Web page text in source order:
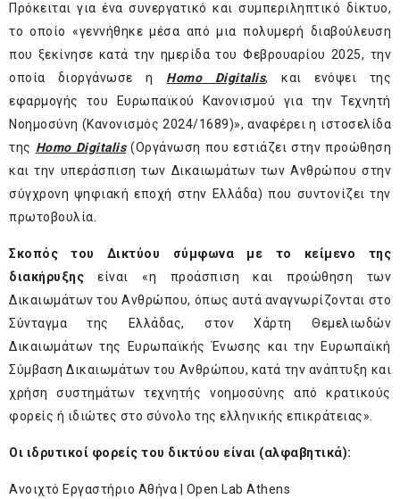
Πρόκειται για ένα συνεργατικό και συμπεριληπτικό δίκτυο,
το οποίο «γεννήθηκε μέσα από μια πολυμερή διαβούλευση
που ξεκίνησε κατά την ημερίδα του Φεβρουαρίου 2025, την
οποία διοργάνωσε η HomoDigitalis, και ενόψει της
εφαρμογής του Ευρωπαϊκού Κανονισμού για την Τεχνητή
Νοημοσύνη (Κανονισμός 2024/1689)», αναφέρει η ιστοσελίδα
της Homo Digitalis(Οργάνωση που εστιάζει στην προώθηση
και την υπεράσπιση των Δικαιωμάτων των Ανθρώπου στην
σύγχρονη ψηφιακή εποχή στην Ελλάδα) που συντονίζει την
πρωτοβουλία.
Σκοπός του Δικτύου σύμφωνα με το κείμενο της
διακήρυξηςείναι «η προάσπιση και προώθηση των
Δικαιωμάτων του Ανθρώπου, όπως αυτά αναγνωρίζονται στο
Σύνταγμα της Ελλάδας, στον Χάρτη Θεμελιωδών
Δικαιωμάτων της Ευρωπαϊκής Ένωσης και την Ευρωπαϊκή
Σύμβαση Δικαιωμάτων του Ανθρώπου, κατά την ανάπτυξη και
χρήση συστημάτων τεχνητής νοημοσύνης από κρατικούς
φορείς ή ιδιώτες στο σύνολο της ελληνικής επικράτειας».
Οι ιδρυτικοί φορείς του δικτύου είναι (αλφαβητικά):
Ανοιχτό Εργαστήριο Αθήνα | Open Lab Athens